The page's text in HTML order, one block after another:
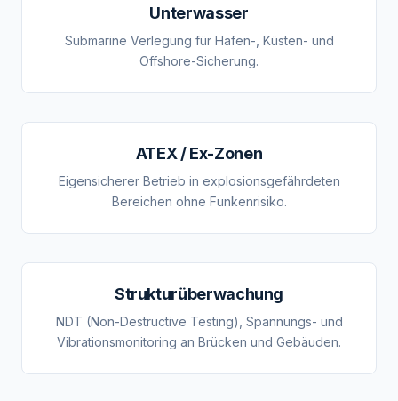
Unterwasser
Submarine Verlegung für Hafen-, Küsten- und
Offshore-Sicherung.
ATEX / Ex-Zonen
Eigensicherer Betrieb in explosionsgefährdeten
Bereichen ohne Funkenrisiko.
Strukturüberwachung
NDT (Non-Destructive Testing), Spannungs- und
Vibrationsmonitoring an Brücken und Gebäuden.